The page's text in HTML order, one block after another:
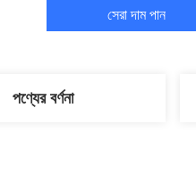
সেরা দাম পান
পণ্যের বর্ণনা